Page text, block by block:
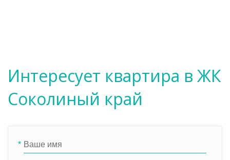
Интересует квартира в ЖК
Соколиный край
*